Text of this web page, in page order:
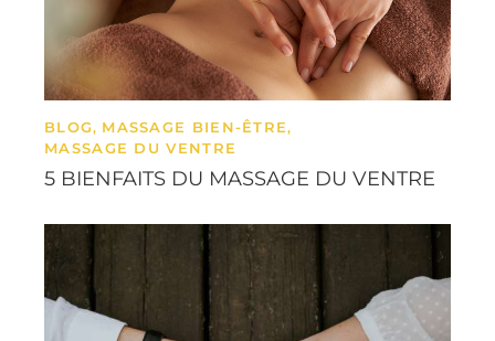
BLOG, MASSAGE BIEN-ÊTRE,
MASSAGE DU VENTRE
5 BIENFAITS DU MASSAGE DU VENTRE